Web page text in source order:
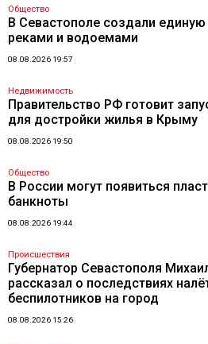
Общество
В Севастополе создали единую
реками и водоемами
08.08.2026 19:57
Недвижимость
Правительство РФ готовит
для достройки жилья в Крыму
08.08.2026 19:50
Общество
В России могут появиться
банкноты
08.08.2026 19:44
Происшествия
Губернатор Севастополя
рассказал о последствиях
беспилотников на город
08.08.2026 15:26